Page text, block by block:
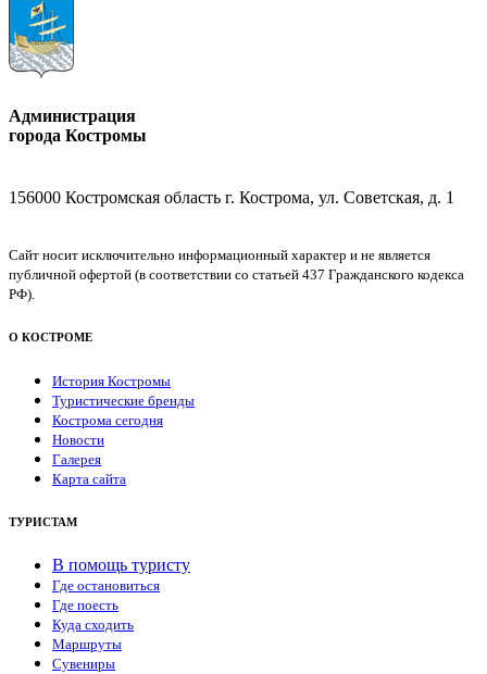
Администрация
города Костромы
156000 Костромская область г. Кострома, ул. Советская, д. 1
Сайт носит исключительно информационный характер и не является
публичной офертой (в соответствии со статьей 437 Гражданского кодекса
РФ).
О КОСТРОМЕ
История Костромы
Туристические бренды
Кострома сегодня
Новости
Галерея
Карта сайта
ТУРИСТАМ
В помощь туристу
Где остановиться
Где поесть
Куда сходить
Маршруты
Сувениры